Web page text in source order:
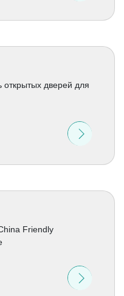
открытых дверей для
Friendly